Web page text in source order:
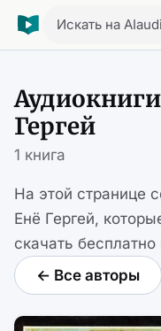
Искать на
Гергей
1 книга
На этой странице
Енё Гергей,
скачать
← Все авторы